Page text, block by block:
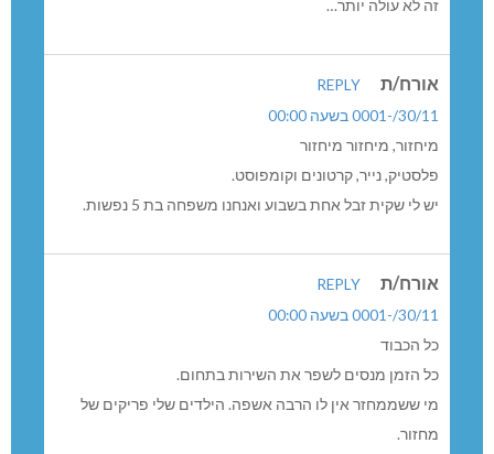
זה לא עולה יותר…
אורח/ת
REPLY
30/11/-0001 בשעה 00:00
מיחזור, מיחזור מיחזור
פלסטיק, נייר, קרטונים וקומפוסט.
יש לי שקית זבל אחת בשבוע ואנחנו משפחה בת 5 נפשות.
אורח/ת
REPLY
30/11/-0001 בשעה 00:00
כל הכבוד
כל הזמן מנסים לשפר את השירות בתחום.
מי ששממחזר אין לו הרבה אשפה. הילדים שלי פריקים של
מחזור.